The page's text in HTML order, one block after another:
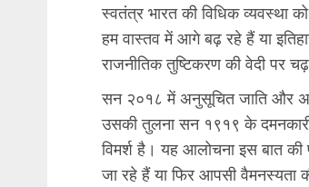
स्वतंत्र भारत की विधिक व्यवस्था
हम वास्तव में आगे बढ़ रहे हैं या
राजनीतिक तुष्टिकरण की वेदी पर
​सन २०१८ में अनुसूचित जाति और
उसकी तुलना सन १९१९ के
विमर्श है। यह आलोचना इस बात
जा रहे हैं या फिर आपसी वैमनस्यता